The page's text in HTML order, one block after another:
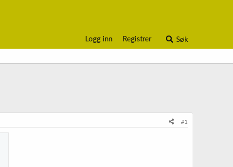
Logg inn Registrer Søk
#1